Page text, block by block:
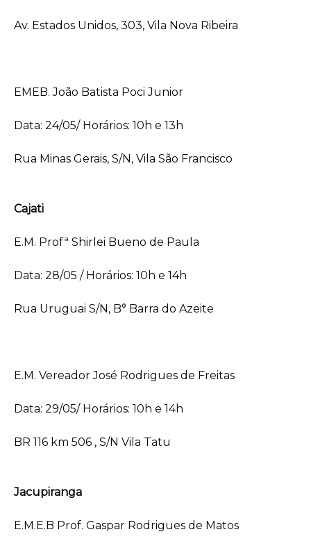
Av. Estados Unidos, 303, Vila Nova Ribeira
EMEB. João Batista Poci Junior
Data: 24/05/ Horários: 10h e 13h
Rua Minas Gerais, S/N, Vila São Francisco
Cajati
E.M. Profª Shirlei Bueno de Paula
Data: 28/05 / Horários: 10h e 14h
Rua Uruguai S/N, B° Barra do Azeite
E.M. Vereador José Rodrigues de Freitas
Data: 29/05/ Horários: 10h e 14h
BR 116 km 506 , S/N Vila Tatu
Jacupiranga
E.M.E.B Prof. Gaspar Rodrigues de Matos